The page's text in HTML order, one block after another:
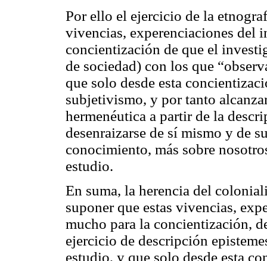
Por ello el ejercicio de la
vivencias, experenciaciones del
concientización de que el
de sociedad) con los que
que solo desde esta
subjetivismo, y por tanto
hermenéutica a partir de la
desenraizarse de sí mismo y de
conocimiento, más sobre
estudio.
En suma, la herencia del
suponer que estas vivencias,
mucho para la concientización,
ejercicio de descripción
estudio, y que solo desde esta